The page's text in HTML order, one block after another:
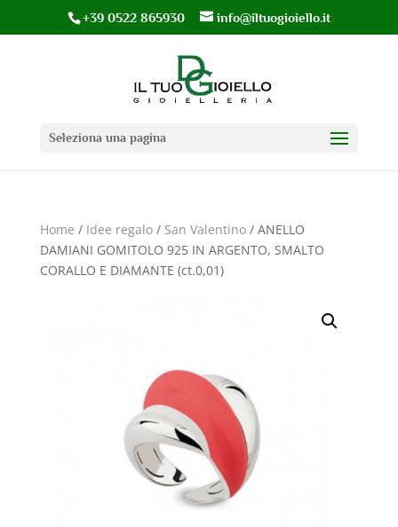
+39 0522 865930 info@iltuogioiello.it
Seleziona una pagina
Home / Idee regalo/ San Valentino/ ANELLO
DAMIANI GOMITOLO 925 IN ARGENTO, SMALTO
CORALLO E DIAMANTE (ct.0,01)